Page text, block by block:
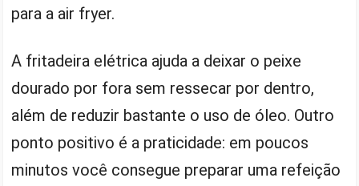
para a air fryer.
A fritadeira elétrica ajuda a deixar o peixe
dourado por fora sem ressecar por dentro,
além de reduzir bastante o uso de óleo. Outro
ponto positivo é a praticidade: em poucos
minutos você consegue preparar uma refeição